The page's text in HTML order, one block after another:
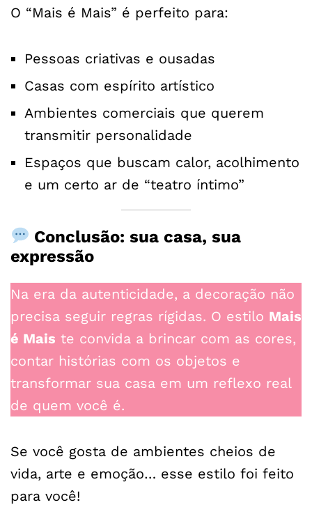
O “Mais é Mais” é perfeito para:
Pessoas criativas e ousadas
Casas com espírito artístico
Ambientes comerciais que querem
transmitir personalidade
Espaços que buscam calor, acolhimento
e um certo ar de “teatro íntimo”
Conclusão: sua casa, sua
expressão
Na era da autenticidade, a decoração não
precisa seguir regras rígidas. O estilo Mais
é Mais te convida a brincar com as cores,
contar histórias com os objetos e
transformar sua casa em um reflexo real
de quem você é.
Se você gosta de ambientes cheios de
vida, arte e emoção… esse estilo foi feito
para você!